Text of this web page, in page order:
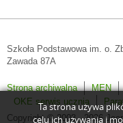
Szkoła Podstawowa im. o.
Zawada 87A
Strona archiwalna MEN
OKE serwis ucznia
Copyright © 2008 - 2026
Ta strona używa
celu ich używania i